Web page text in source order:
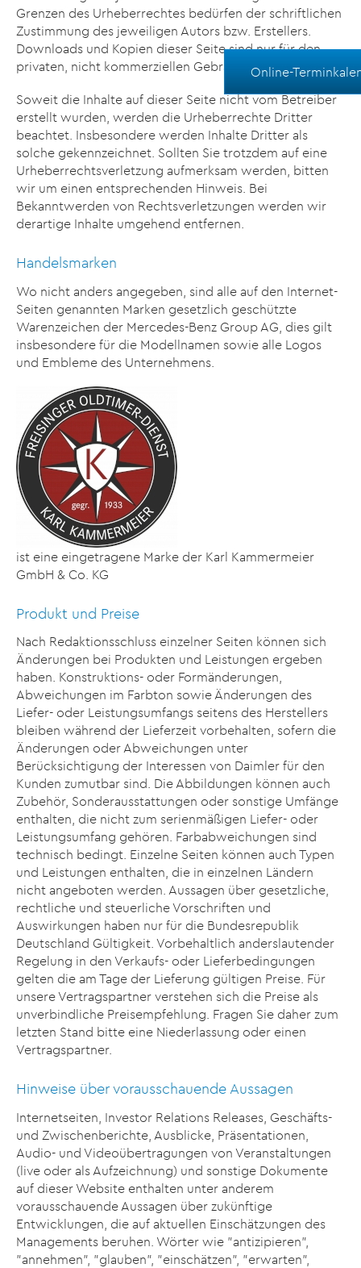
Online-
Grenzen des Urheberrechtes bedürfen der schriftlichen
Zustimmung des jeweiligen Autors bzw. Erstellers.
Downloads und Kopien dieser Seite sind nur für den
privaten, nicht kommerziellen Gebrauch gestattet.
Soweit die Inhalte auf dieser Seite nicht vom Betreiber
erstellt wurden, werden die Urheberrechte Dritter
beachtet. Insbesondere werden Inhalte Dritter als
solche gekennzeichnet. Sollten Sie trotzdem auf eine
Urheberrechtsverletzung aufmerksam werden, bitten
wir um einen entsprechenden Hinweis. Bei
Bekanntwerden von Rechtsverletzungen werden wir
derartige Inhalte umgehend entfernen.
Handelsmarken
Wo nicht anders angegeben, sind alle auf den Internet-
Seiten genannten Marken gesetzlich geschützte
Warenzeichen der Mercedes-Benz Group AG, dies gilt
insbesondere für die Modellnamen sowie alle Logos
und Embleme des Unternehmens.
ist eine eingetragene Marke der Karl Kammermeier
GmbH & Co. KG
Produkt und Preise
Nach Redaktionsschluss einzelner Seiten können sich
Änderungen bei Produkten und Leistungen ergeben
haben. Konstruktions- oder Formänderungen,
Abweichungen im Farbton sowie Änderungen des
Liefer- oder Leistungsumfangs seitens des Herstellers
bleiben während der Lieferzeit vorbehalten, sofern die
Änderungen oder Abweichungen unter
Berücksichtigung der Interessen von Daimler für den
Kunden zumutbar sind. Die Abbildungen können auch
Zubehör, Sonderausstattungen oder sonstige Umfänge
enthalten, die nicht zum serienmäßigen Liefer- oder
Leistungsumfang gehören. Farbabweichungen sind
technisch bedingt. Einzelne Seiten können auch Typen
und Leistungen enthalten, die in einzelnen Ländern
nicht angeboten werden. Aussagen über gesetzliche,
rechtliche und steuerliche Vorschriften und
Auswirkungen haben nur für die Bundesrepublik
Deutschland Gültigkeit. Vorbehaltlich anderslautender
Regelung in den Verkaufs- oder Lieferbedingungen
gelten die am Tage der Lieferung gültigen Preise. Für
unsere Vertragspartner verstehen sich die Preise als
unverbindliche Preisempfehlung. Fragen Sie daher zum
letzten Stand bitte eine Niederlassung oder einen
Vertragspartner.
Hinweise über vorausschauende Aussagen
Internetseiten, Investor Relations Releases, Geschäfts-
und Zwischenberichte, Ausblicke, Präsentationen,
Audio- und Videoübertragungen von Veranstaltungen
(live oder als Aufzeichnung) und sonstige Dokumente
auf dieser Website enthalten unter anderem
vorausschauende Aussagen über zukünftige
Entwicklungen, die auf aktuellen Einschätzungen des
Managements beruhen. Wörter wie "antizipieren",
"annehmen", "glauben", "einschätzen", "erwarten",